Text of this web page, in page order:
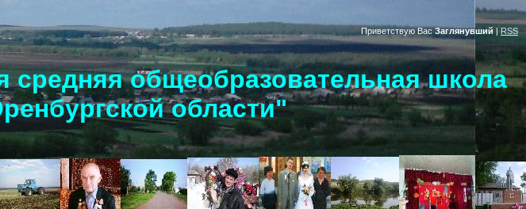
Приветствую Вас Заглянувший | RSS
общеобразовательная школа
области"